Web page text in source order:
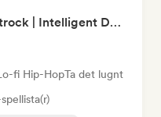
Dark-Synth | Krautrock | Intelligent Dance Music (by Cubby V)
fi Hip-HopTa det lugnt